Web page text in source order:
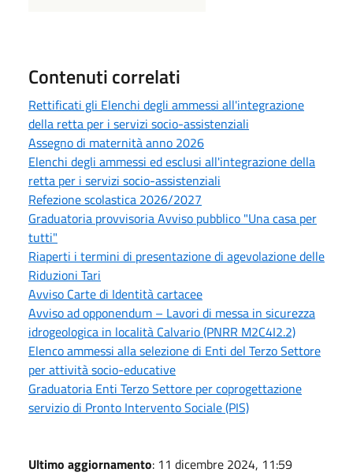
Contenuti correlati
Rettificati gli Elenchi degli ammessi all'integrazione
della retta per i servizi socio-assistenziali
Assegno di maternità anno 2026
Elenchi degli ammessi ed esclusi all'integrazione della
retta per i servizi socio-assistenziali
Refezione scolastica 2026/2027
Graduatoria provvisoria Avviso pubblico "Una casa per
tutti"
Riaperti i termini di presentazione di agevolazione delle
Riduzioni Tari
Avviso Carte di Identità cartacee
Avviso ad opponendum – Lavori di messa in sicurezza
idrogeologica in località Calvario (PNRR M2C4I2.2)
Elenco ammessi alla selezione di Enti del Terzo Settore
per attività socio-educative
Graduatoria Enti Terzo Settore per coprogettazione
servizio di Pronto Intervento Sociale (PIS)
Ultimo aggiornamento: 11 dicembre 2024, 11:59